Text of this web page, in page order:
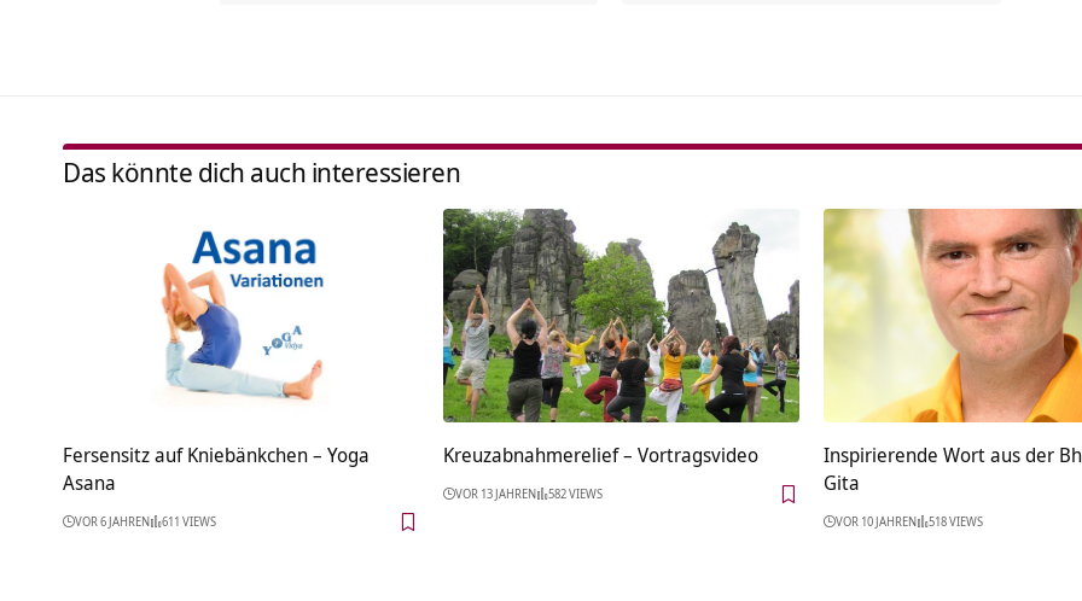
Das könnte dich auch interessieren
Fersensitz auf Kniebänkchen – Yoga
Asana
VOR 6 JAHREN 611 VIEWS
Kreuzabnahmerelief‏‎ – Vortragsvideo
VOR 13 JAHREN 582 VIEWS
Inspirierende Wort aus der
Gita
VOR 10 JAHREN 518 VIEWS